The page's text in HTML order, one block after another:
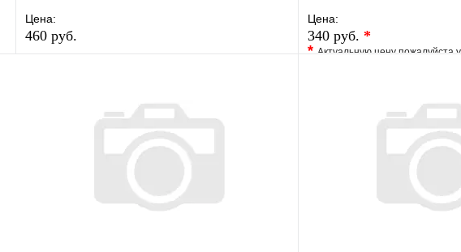
Цена:
460 руб.
В корзину
Цена:
340 руб. *
*Актуальную цену пожалуйста